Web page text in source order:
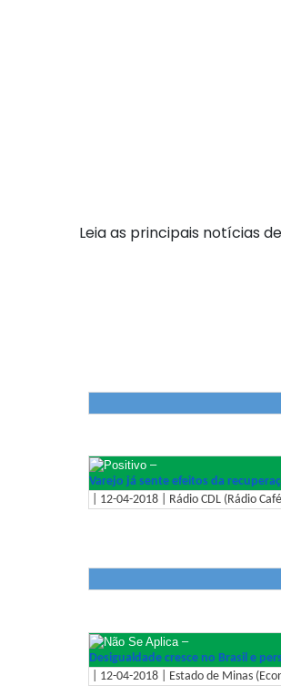
Leia as principais notícias
–
Varejo já sente efeitos da
| 12-04-2018 | Rádio CDL (Rádio
–
Desigualdade cresce no Brasil e
| 12-04-2018 | Estado de Minas